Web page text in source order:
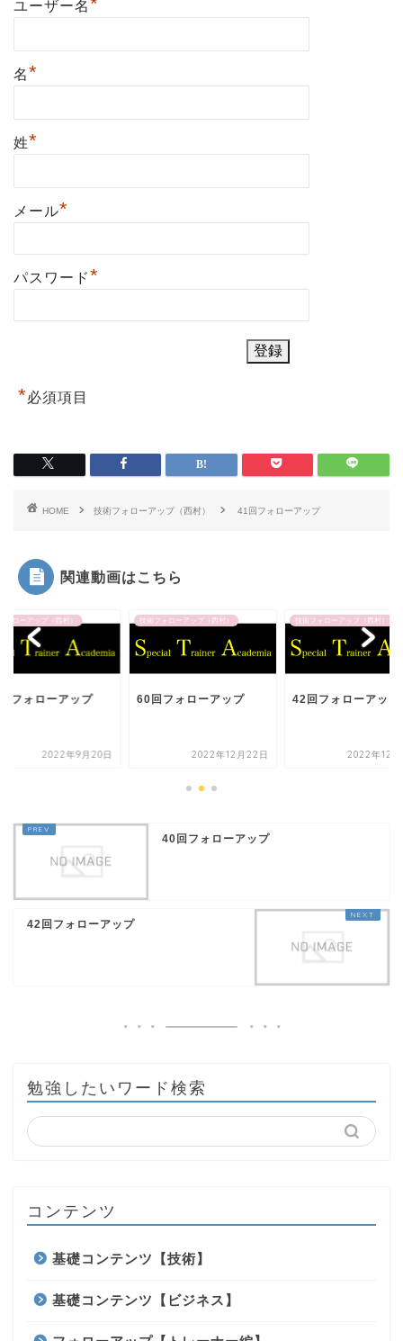
ユーザー名
名*
姓*
メール*
パスワード*
*必須項目
HOME 技術フォローアップ（西村） 41回フォローアップ
関連動画はこちら
ォローアップ（西村）
フォローアップ
2022年9月20日
技術フォローアップ（西村）
60回フォローアップ
2022年12月22日
技術フォローアップ（西村）
42回フォローアップ
2022年12
40回フォローアップ
42回フォローアップ
勉強したいワード検索
コンテンツ
基礎コンテンツ【技術】
基礎コンテンツ【ビジネス】